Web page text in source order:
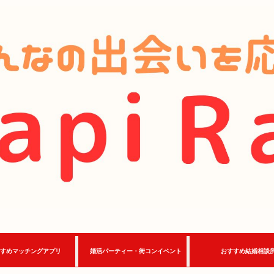
めマッチングアプリ 婚活パーティー・街コンイベント おすすめ結婚相談